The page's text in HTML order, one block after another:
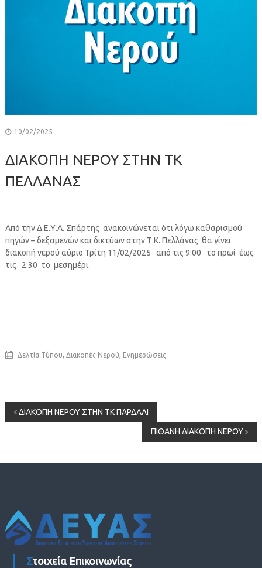
10/02/2025
ΔΙΑΚΟΠΗ ΝΕΡΟΥ ΣΤΗΝ ΤΚ
ΠΕΛΛΑΝΑΣ
Από την Δ.Ε.Υ.Α. Σπάρτης ανακοινώνεται ότι λόγω καθαρισμού
πηγών – δεξαμενών και δικτύων στην Τ.Κ. Πελλάνας θα γίνει
διακοπή νερού αύριο Τρίτη 11/02/2025 από τις 9:00 το πρωί έως
τις 2:30 το μεσημέρι.
Δελτία Τύπου, Διακοπές Νερού, Ενημερώσεις
Πλοήγηση
ΔΙΑΚΟΠΗ ΝΕΡΟΥ ΣΤΗΝ ΤΚ ΠΑΡΔΑΛΙ
ΠΙΘΑΝΗ ΔΙΑΚΟΠΗ ΝΕΡΟΥ
Στοιχεία Επικοινωνίας